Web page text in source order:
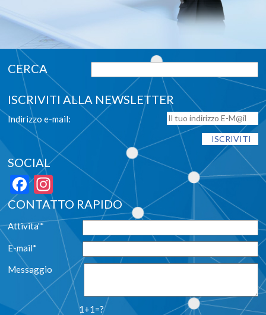
ISCRIVITI ALLA NEWSLETTER
Indirizzo e-mail:
SOCIAL
Facebook
Instagram
CONTATTO RAPIDO
Attivita'*
E-mail*
Messaggio
1+1=?